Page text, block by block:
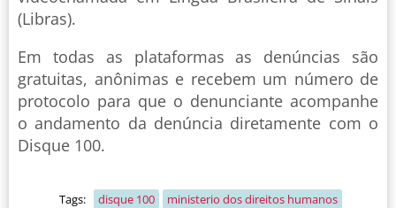
(Libras).
Em todas as plataformas as denúncias são
gratuitas, anônimas e recebem um número de
protocolo para que o denunciante acompanhe
o andamento da denúncia diretamente com o
Disque 100.
Tags: disque 100 ministerio dos direitos humanos